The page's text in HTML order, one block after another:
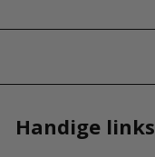
Handige links